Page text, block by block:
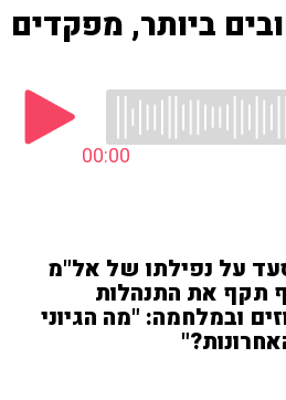
ביותר, מפקדים
00:00
על נפילתו של אל"מ
תקף את התנהלות
ובמלחמה: "מה הגיוני